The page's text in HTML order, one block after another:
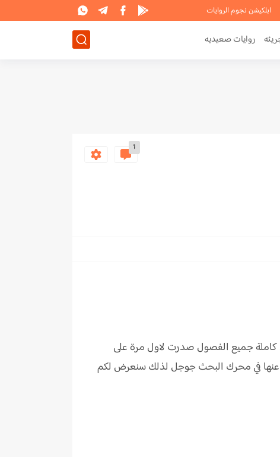
ابلكيشن نجوم الروايات
روايات صعيديه
1
كاملة جميع الفصول صدرت لاول مرة على
عنها في محرك البحث جوجل لذلك سنعرض لكم